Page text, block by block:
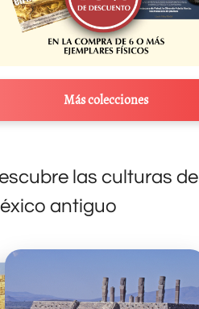
Más colecciones
las culturas del
antiguo